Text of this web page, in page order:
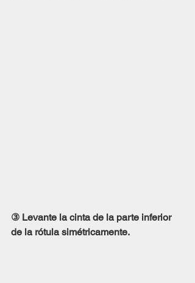
③ Levante la cinta de la parte inferior
de la rótula simétricamente.